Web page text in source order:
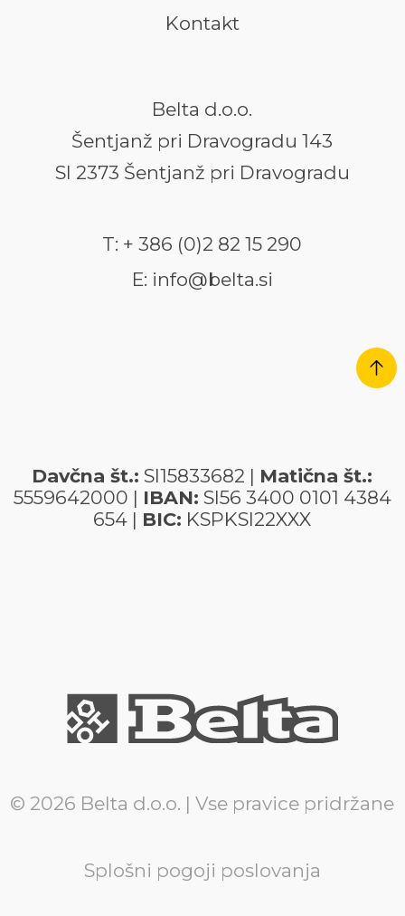
Kontakt
Belta d.o.o.
Šentjanž pri Dravogradu 143
SI 2373 Šentjanž pri Dravogradu
T: + 386 (0)2 82 15 290
E: info@belta.si
Davčna št.: SI15833682 | Matična št.:
5559642000 | IBAN: SI56 3400 0101 4384
654 | BIC: KSPKSI22XXX
© 2026 Belta d.o.o. | Vse pravice pridržane
Splošni pogoji poslovanja